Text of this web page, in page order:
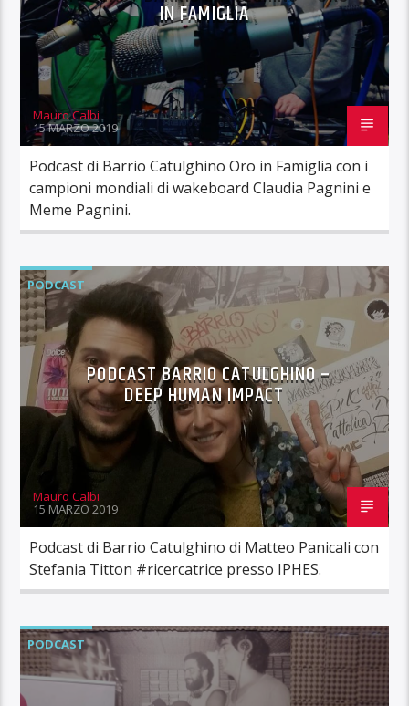
IN FAMIGLIA
Mauro Calbi
15 MARZO 2019
Podcast di Barrio Catulghino Oro in Famiglia con i
campioni mondiali di wakeboard Claudia Pagnini e
Meme Pagnini.
PODCAST
PODCAST BARRIO CATULGHINO –
DEEP HUMAN IMPACT
Mauro Calbi
15 MARZO 2019
Podcast di Barrio Catulghino di Matteo Panicali con
Stefania Titton #ricercatrice presso IPHES.
PODCAST